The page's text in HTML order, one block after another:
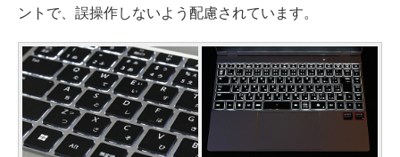
ントで、誤操作しないよう配慮されています。